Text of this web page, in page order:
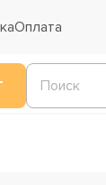
Оплата